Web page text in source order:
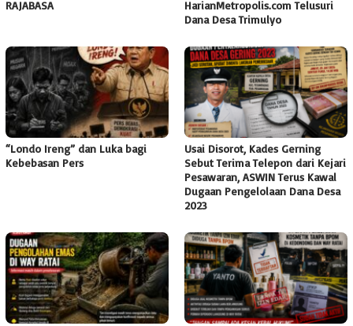
RAJABASA
HarianMetropolis.com Telusuri
Dana Desa Trimulyo
“Londo Ireng” dan Luka bagi
Kebebasan Pers
Usai Disorot, Kades Gerning
Sebut Terima Telepon dari Kejari
Pesawaran, ASWIN Terus Kawal
Dugaan Pengelolaan Dana Desa
2023